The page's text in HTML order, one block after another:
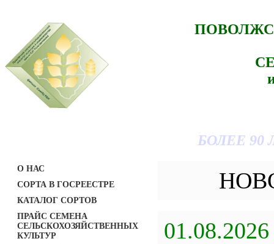
БОЛЕЕ
О НАС
СОРТА В ГОСРЕЕСТРЕ
КАТАЛОГ СОРТОВ
ПРАЙС СЕМЕНА
СЕЛЬСКОХОЗЯЙСТВЕННЫХ
КУЛЬТУР
01.08.2026